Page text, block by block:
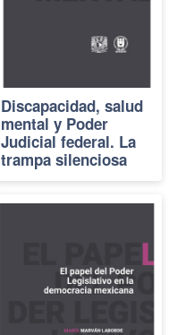
Discapacidad, salud
mental y Poder
Judicial federal. La
trampa silenciosa